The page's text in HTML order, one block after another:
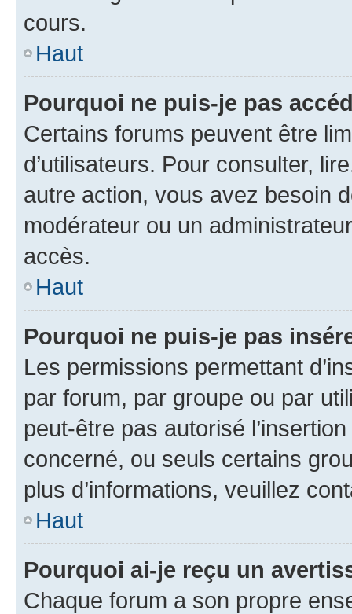
cours.
Haut
Pourquoi ne puis-je pas
Certains forums peuvent être
d’utilisateurs. Pour consulter,
autre action, vous avez besoin
modérateur ou un
accès.
Haut
Pourquoi ne puis-je pas
Les permissions permettant
par forum, par groupe ou par
peut-être pas autorisé
concerné, ou seuls certains
plus d’informations, veuillez
Haut
Pourquoi ai-je reçu un
Chaque forum a son propre